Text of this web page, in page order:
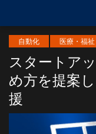
スタートア
め方を提案
援
自動化 医療・福祉